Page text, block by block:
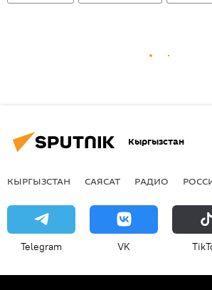
Кыргызстан
КЫРГЫЗСТАН САЯСАТ РАДИО
Telegram VK